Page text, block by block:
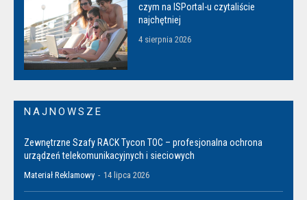
czym na ISPortal-u czytaliście
najchętniej
4 sierpnia 2026
NAJNOWSZE
Zewnętrzne Szafy RACK Tycon TOC – profesjonalna ochrona
urządzeń telekomunikacyjnych i sieciowych
Materiał Reklamowy - 14 lipca 2026